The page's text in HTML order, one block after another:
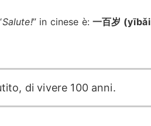
Salute!” in cinese è:一百岁 (yībǎi
di vivere 100 anni.